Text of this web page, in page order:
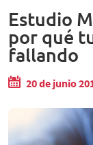
Estudio
por qué
fallando
20 de junio